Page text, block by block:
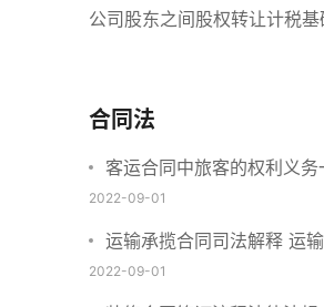
人公司的特征
公司股东之间股权转让计税基
合什么要件？
合同法
客运合同中旅客的权利义务一
要包括这些内容
2022-09-01
运输承揽合同司法解释 运输合同中
承运人的义务有哪些
2022-09-01